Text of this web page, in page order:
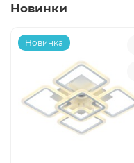
Новинки
Новинка